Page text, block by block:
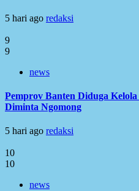
5 hari ago redaksi
9
9
news
Pemprov Banten Diduga
Diminta Ngomong
5 hari ago redaksi
10
10
news